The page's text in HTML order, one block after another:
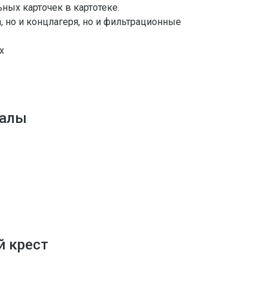
карточек в картотеке.
и концлагеря, но и фильтрационные
крест